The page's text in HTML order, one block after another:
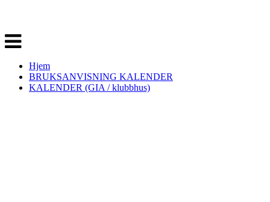
Veksle
navigasjon
Hjem
BRUKSANVISNING KALENDER
KALENDER (GIA / klubbhus)